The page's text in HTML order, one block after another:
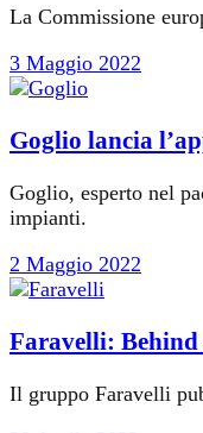
La Commissione
3 Maggio 2022
Goglio lancia
Goglio, esperto nel
impianti.
2 Maggio 2022
Faravelli: Behind
Il gruppo Faravelli